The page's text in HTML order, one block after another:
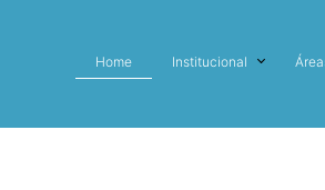
Home Institucional